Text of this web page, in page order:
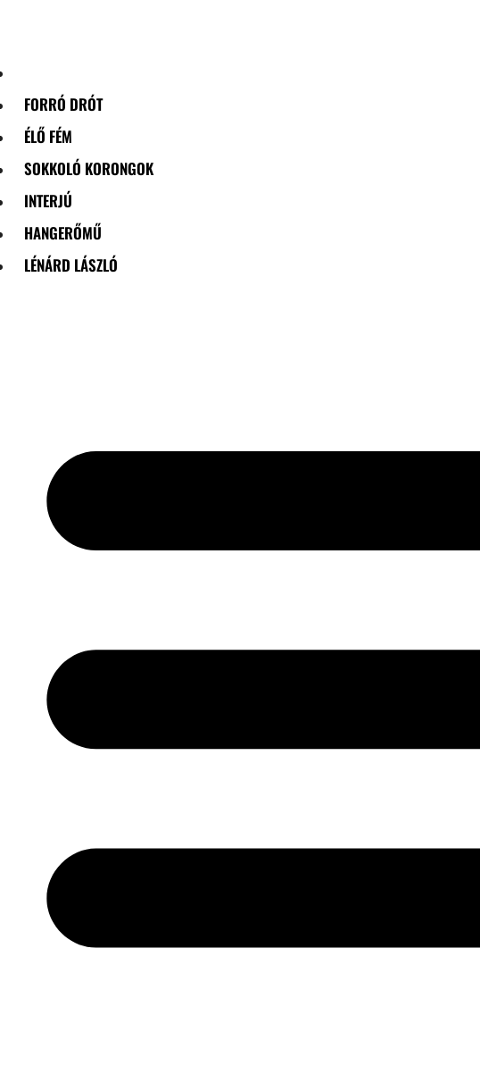
FORRÓ DRÓT
ÉLŐ FÉM
SOKKOLÓ KORONGOK
INTERJÚ
HANGERŐMŰ
LÉNÁRD LÁSZLÓ